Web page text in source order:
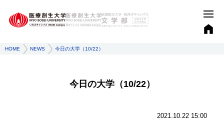
HOME NEWS 今日の大学（10/22）
今日の大学（10/22）
2021.10.22 15:00